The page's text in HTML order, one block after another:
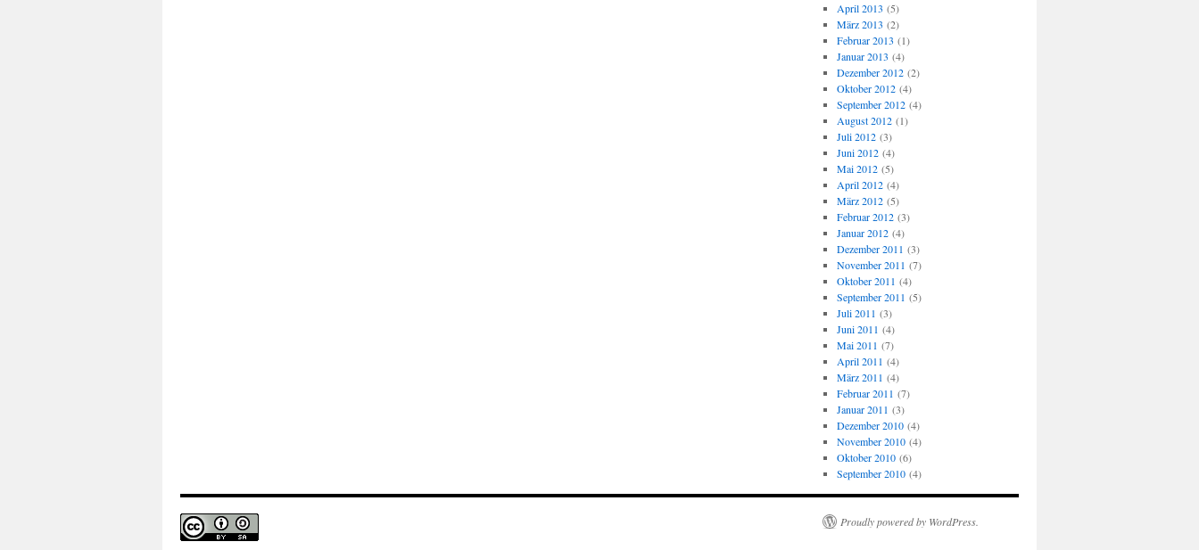
April 2013 (5)
März 2013 (2)
Februar 2013 (1)
Januar 2013 (4)
Dezember 2012(2)
Oktober 2012(4)
September 2012(4)
August 2012(1)
Juli 2012(3)
Juni 2012(4)
Mai 2012(5)
April 2012(4)
März 2012(5)
Februar 2012(3)
Januar 2012(4)
Dezember 2011 (3)
November 2011 (7)
Oktober 2011 (4)
September 2011 (5)
Juli 2011 (3)
Juni 2011 (4)
Mai 2011 (7)
April 2011 (4)
März 2011 (4)
Februar 2011 (7)
Januar 2011 (3)
Dezember 2010(4)
November 2010(4)
Oktober 2010(6)
September 2010(4)
Proudly powered by WordPress.